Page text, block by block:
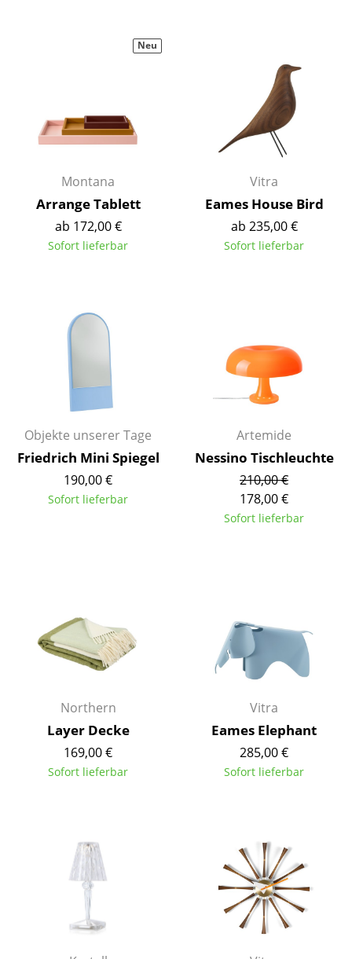
Kinderbetten
Nachttische & Bettzubehör
... alle Betten
Accessoires
Uhren
Tabletts
Büroutensilien
Aufbewahrungsboxen
Decken
Kissen
Räume
Zuhause
Esszimmer
Schlafzimmer
Badezimmer
Stauraum
Montana
Arrange Tablett
ab 172,00 €
Sofort lieferbar
Neu
Vitra
Eames House Bird
ab 235,00 €
Sofort lieferbar
Objekte unserer Tage
Friedrich Mini Spiegel
190,00 €
Sofort lieferbar
Artemide
Nessino Tischleuchte
210,00 €
178,00 €
Sofort lieferbar
Northern
Layer Decke
169,00 €
Sofort lieferbar
Vitra
Eames Elephant
285,00 €
Sofort lieferbar